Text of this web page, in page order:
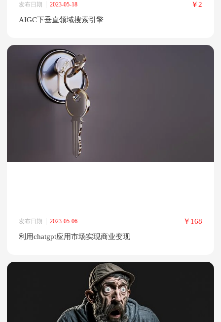
据采集和知识库构建 数据采集是实现垂直领域搜索引擎的第
一步，它涉及到如何获取大量的领域资料。通常情况下，我
接
发布日期 2023-05-18
￥2
AIGC下垂直领域搜索引擎
发布日期 2023-05-06
￥168
利用chatgpt应用市场实现商业变现